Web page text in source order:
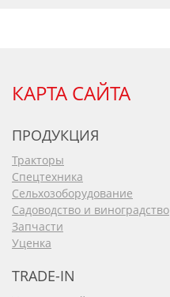
КАРТА САЙТА
ПРОДУКЦИЯ
Тракторы
Спецтехника
Сельхозоборудование
Садоводство и виноградство
Запчасти
Уценка
TRADE-IN